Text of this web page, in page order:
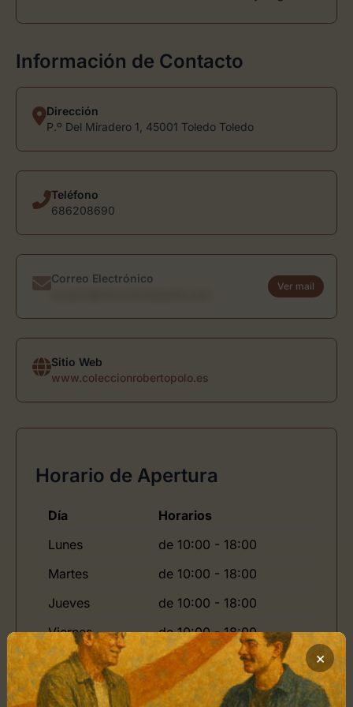
Información de Contacto
Dirección
P.º Del Miradero 1, 45001 Toledo Toledo
Teléfono
686208690
Correo Electrónico
Ver mail
Sitio Web
www.coleccionrobertopolo.es
Horario de Apertura
Día
Horarios
Lunes
de 10:00 - 18:00
Martes
de 10:00 - 18:00
Jueves
de 10:00 - 18:00
Viernes
de 10:00 - 18:00
Domingo
de 10:00 - 15:00 ×